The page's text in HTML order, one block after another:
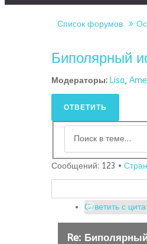
Список форумов
Биполярный
Модераторы: Lisa,
ОТВЕТИТЬ
Сообщений: 123 •
Ответить с
Re: